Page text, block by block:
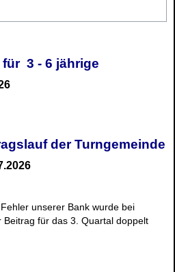
3 - 6 jährige
der Turngemeinde
unserer Bank wurde bei
für das 3. Quartal doppelt